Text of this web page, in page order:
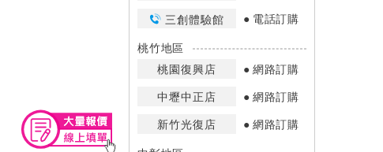
三創體驗館
電話訂購
桃竹地區
桃園復興店
網路訂購
中壢中正店
網路訂購
新竹光復店
網路訂購